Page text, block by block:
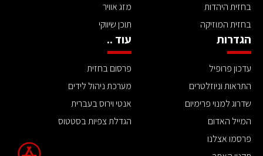
בחזית היהדות
בחזית המוזיקה
מזג אוויר
תוכן שיווקי
הגדרות
עדכון פרופיל
התראות וניוזלטרים
שדרוג למנוי פרימיום
המייל האדום
פרסמו אצלנו
עוד ..
פרסום בחזית
מערכת ניהול לידים
אנטי וירוס בעברית
הגדלת צפיות בסטטוס